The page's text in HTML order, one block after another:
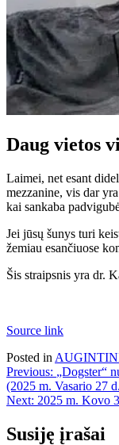
Daug vietos
Laimei, net esant
mezzanine, vis dar
kai sankaba
Jei jūsų šunys turi
žemiau esančiuose
Šis straipsnis yra dr.
Source link
Posted in
Navigacija
tarp
Previous: „Dogster“
(2025 m. Vasario 27
Next: 2025 m. Kovo
Susiję įrašai